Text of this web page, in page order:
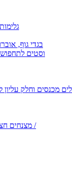
בגדי גוף,
וסטים
מכנסים וחלק עליון
מצנחים דמויות שטח והולכי קביים – תלבושות קלילות לקבלות פנים /